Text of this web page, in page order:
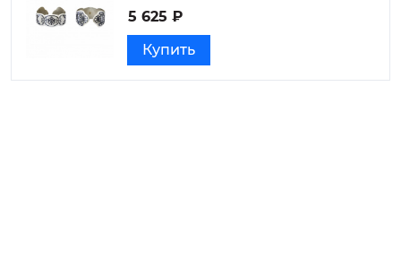
5 625 ₽
Купить